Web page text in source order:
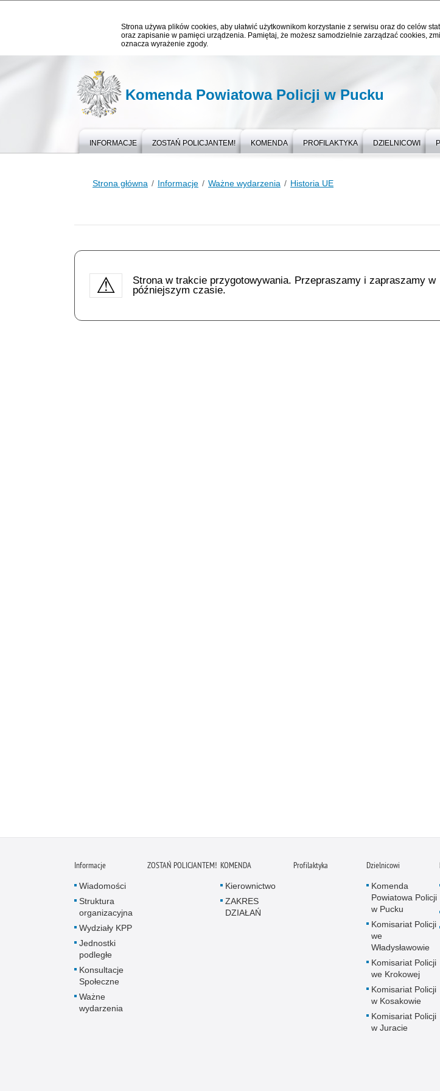
Strona używa plików cookies, aby ułatwić użytkownikom korzystanie z serwisu oraz do celów
oraz zapisanie w pamięci urządzenia. Pamiętaj, że możesz samodzielnie zarządzać cookies,
oznacza wyrażenie zgody.
Komenda Powiatowa Policji w Pucku
INFORMACJE ZOSTAŃ POLICJANTEM! KOMENDA PROFILAKTYKA DZIELNICOWI
Strona główna Informacje Ważne wydarzenia Historia UE
Strona w trakcie przygotowywania. Przepraszamy i zapraszamy w
późniejszym czasie.
Informacje
Wiadomości
Struktura
organizacyjna
Wydziały KPP
Jednostki
podległe
Konsultacje
Społeczne
Ważne
wydarzenia
ZOSTAŃ POLICJANTEM! KOMENDA
Kierownictwo
ZAKRES
DZIAŁAŃ
Profilaktyka Dzielnicowi
Komenda
Powiatowa Policji
w Pucku
Komisariat Policji
we
Władysławowie
Komisariat Policji
we Krokowej
Komisariat Policji
w Kosakowie
Komisariat Policji
w Juracie